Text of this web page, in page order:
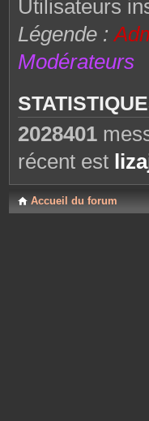
Utilisateurs
Légende :
Modérateurs
2028401
récent est
Accueil du forum